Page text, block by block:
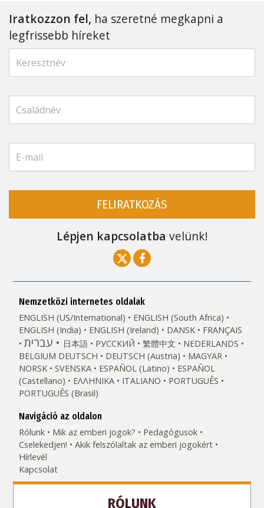
Iratkozzon fel, ha szeretné megkapni a
legfrissebb híreket
FELIRATKOZÁS
Lépjen kapcsolatba velünk!
Nemzetközi internetes oldalak
ENGLISH (US/International)
ENGLISH (South Africa)
ENGLISH (India)
ENGLISH (Ireland) DANSK FRANÇAIS
עברית 日本語 РУССКИЙ 繁體中文
NEDERLANDS
BELGIUM DEUTSCH DEUTSCH (Austria)
MAGYAR
NORSK
SVENSKA ESPAÑOL (Latino)
ESPAÑOL
(Castellano)
ΕΛΛΗΝΙΚA ITALIANO
PORTUGUÊS
PORTUGUÊS (Brasil)‎
Navigáció az oldalon
Rólunk
Mik az emberi jogok?
Pedagógusok
Cselekedjen!
Akik felszólaltak az emberi jogokért
Hírlevél
Kapcsolat
RÓLUNK